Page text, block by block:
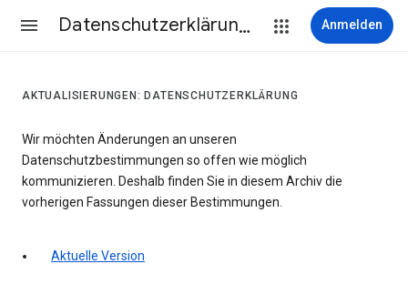
Datenschutzerklärung & Nutzungsbedingungen Anmelden
AKTUALISIERUNGEN: DATENSCHUTZERKLÄRUNG
Wir möchten Änderungen an unseren
Datenschutzbestimmungen so offen wie möglich
kommunizieren. Deshalb finden Sie in diesem Archiv die
vorherigen Fassungen dieser Bestimmungen.
Aktuelle Version